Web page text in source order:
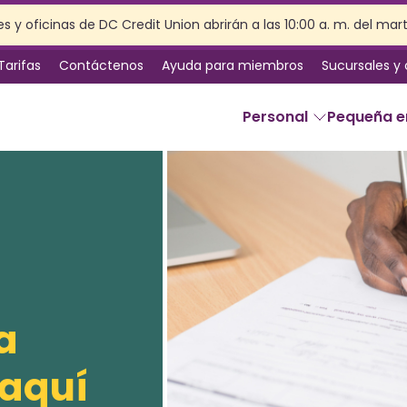
y oficinas de DC Credit Union abrirán a las 10:00 a. m. del
Contáctenos Ayuda para miembros Sucursales
Personal
Servicios de sucursal
Beneficios de la membresía
Planificación patrimonial
Preparación de impuestos
Pequeña